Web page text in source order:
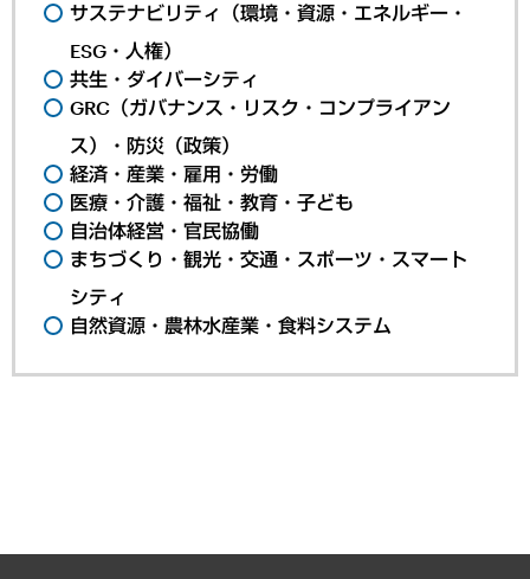
サステナビリティ（環境・資源・エネルギー・
ESG・人権）
共生・ダイバーシティ
GRC（ガバナンス・リスク・コンプライアン
ス）・防災（政策）
経済・産業・雇用・労働
医療・介護・福祉・教育・子ども
自治体経営・官民協働
まちづくり・観光・交通・スポーツ・スマート
シティ
自然資源・農林水産業・食料システム